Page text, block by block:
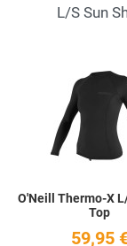
L/S Sun
O'Neill Thermo-X
Top
59,95